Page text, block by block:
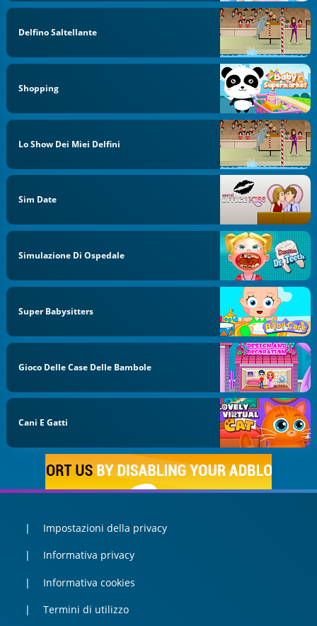
Delfino Saltellante
Shopping
Lo Show Dei Miei Delfini
Sim Date
Simulazione Di Ospedale
Super Babysitters
Gioco Delle Case Delle Bambole
Cani E Gatti
Impostazioni della privacy
Informativa privacy
Informativa cookies
Termini di utilizzo